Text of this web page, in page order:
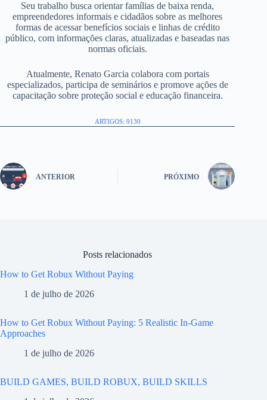
Seu trabalho busca orientar famílias de baixa renda,
empreendedores informais e cidadãos sobre as melhores
formas de acessar benefícios sociais e linhas de crédito
público, com informações claras, atualizadas e baseadas nas
normas oficiais.
Atualmente, Renato Garcia colabora com portais
especializados, participa de seminários e promove ações de
capacitação sobre proteção social e educação financeira.
ARTIGOS: 9130
ANTERIOR PRÓXIMO
Posts relacionados
How to Get Robux Without Paying
1 de julho de 2026
How to Get Robux Without Paying: 5 Realistic In-Game
Approaches
1 de julho de 2026
BUILD GAMES, BUILD ROBUX, BUILD SKILLS